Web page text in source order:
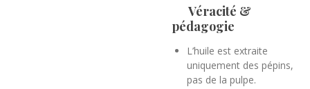
Véracité &
pédagogie
L’huile est extraite
uniquement des pépins,
pas de la pulpe.